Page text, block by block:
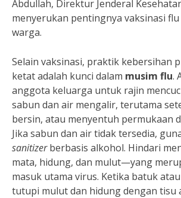
Abdullah, Direktur Jenderal
menyerukan pentingnya vaksinasi
warga.
Selain vaksinasi, praktik kebersihan
ketat adalah kunci dalam musim flu.
anggota keluarga untuk rajin
sabun dan air mengalir, terutama
bersin, atau menyentuh permukaan
Jika sabun dan air tidak tersedia,
sanitizerberbasis alkohol. Hindari
mata, hidung, dan mulut—yang
masuk utama virus. Ketika batuk
tutupi mulut dan hidung dengan tisu